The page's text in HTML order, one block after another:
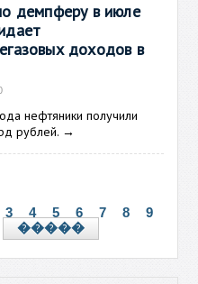
демпферу в июле
доходов в
нефтяники получили
рублей. →
3 4 5 6 7 8
9
�����